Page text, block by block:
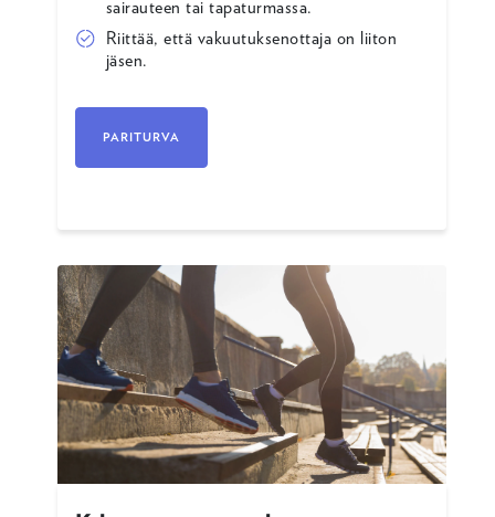
sairauteen tai tapaturmassa.
Riittää, että vakuutuksenottaja on liiton
jäsen.
PARITURVA